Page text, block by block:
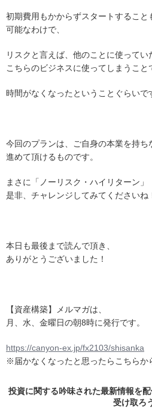
初期費用もかからずスタートすること
可能なわけで、
リスクと言えば、他のことに使ってい
こちらのビジネスに使ってしまうこと
時間がなくなったということぐらいで
今回のプランは、ご自身の本業を持ち
進めて頂けるものです。
まさに「ノーリスク・ハイリターン」
是非、チャレンジしてみてくださいね
本日も最後まで読んで頂き、
ありがとうございました！
【資産構築】メルマガは、
月、水、金曜日の朝8時に発行です。
https://canyon-ex.jp/fx2103/shisanka
※届かなくなったと思ったらこちらか
投資に関する吟味された最新情報を
受け取ろ